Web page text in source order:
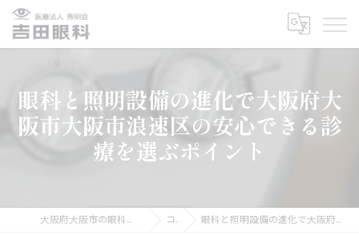
眼科と照明設備の進化で大阪府大
阪市大阪市浪速区の安心できる診
療を選ぶポイント
大阪府大阪市の眼科の求人なら医療法人秀明会 吉田眼科医院 コラム 眼科と照明設備の進化で大阪府大阪市大阪市浪速区の安心できる診療を選ぶポイント